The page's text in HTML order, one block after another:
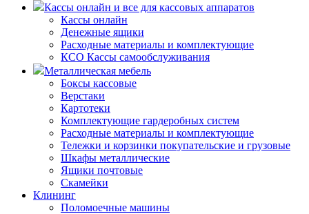
Кассы онлайн и все для кассовых аппаратов
Кассы онлайн
Денежные ящики
Расходные материалы и комплектующие
КСО Кассы самообслуживания
Металлическая мебель
Боксы кассовые
Верстаки
Картотеки
Комплектующие гардеробных систем
Расходные материалы и комплектующие
Тележки и корзинки покупательские и грузовые
Шкафы металлические
Ящики почтовые
Скамейки
Клининг
Поломоечные машины